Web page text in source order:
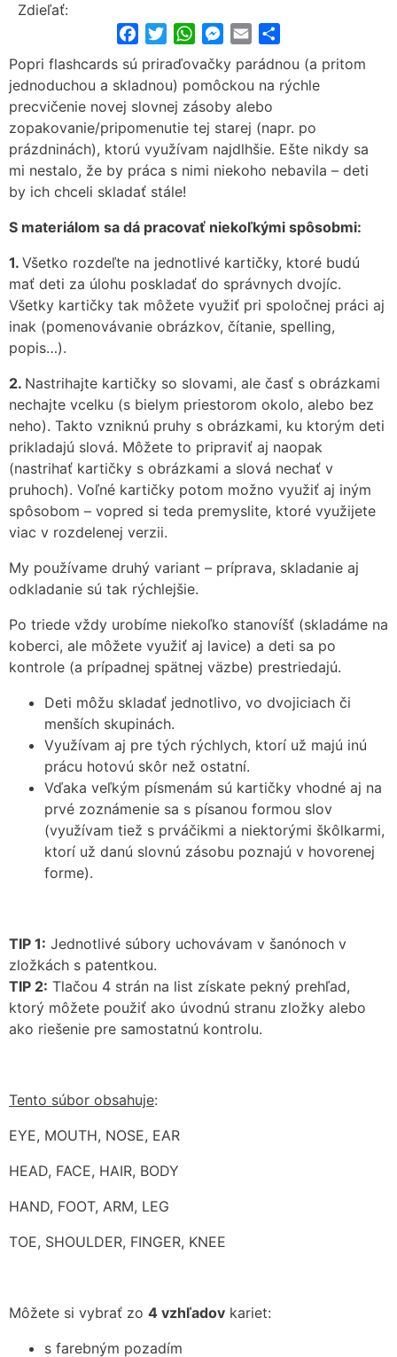
Zdieľať:
FacebookTwitterWhatsApp
Messenger
Email
Popri flashcards sú priraďovačky parádnou (a pritom
jednoduchou a skladnou) pomôckou na rýchle
precvičenie novej slovnej zásoby alebo
zopakovanie/pripomenutie tej starej (napr. po
prázdninách), ktorú využívam najdlhšie. Ešte nikdy sa
mi nestalo, že by práca s nimi niekoho nebavila – deti
by ich chceli skladať stále!
S materiálom sa dá pracovať niekoľkými spôsobmi:
1. Všetko rozdeľte na jednotlivé kartičky, ktoré budú
mať deti za úlohu poskladať do správnych dvojíc.
Všetky kartičky tak môžete využiť pri spoločnej práci aj
inak (pomenovávanie obrázkov, čítanie, spelling,
popis…).
2. Nastrihajte kartičky so slovami, ale časť s obrázkami
nechajte vcelku (s bielym priestorom okolo, alebo bez
neho). Takto vzniknú pruhy s obrázkami, ku ktorým deti
prikladajú slová. Môžete to pripraviť aj naopak
(nastrihať kartičky s obrázkami a slová nechať v
pruhoch). Voľné kartičky potom možno využiť aj iným
spôsobom – vopred si teda premyslite, ktoré využijete
viac v rozdelenej verzii.
My používame druhý variant – príprava, skladanie aj
odkladanie sú tak rýchlejšie.
Po triede vždy urobíme niekoľko stanovíšť (skladáme na
koberci, ale môžete využiť aj lavice) a deti sa po
kontrole (a prípadnej spätnej väzbe) prestriedajú.
Deti môžu skladať jednotlivo, vo dvojiciach či
menších skupinách.
Využívam aj pre tých rýchlych, ktorí už majú inú
prácu hotovú skôr než ostatní.
Vďaka veľkým písmenám sú kartičky vhodné aj na
prvé zoznámenie sa s písanou formou slov
(využívam tiež s prváčikmi a niektorými škôlkarmi,
ktorí už danú slovnú zásobu poznajú v hovorenej
forme).
TIP 1: Jednotlivé súbory uchovávam v šanónoch v
zložkách s patentkou.
TIP 2: Tlačou 4 strán na list získate pekný prehľad,
ktorý môžete použiť ako úvodnú stranu zložky alebo
ako riešenie pre samostatnú kontrolu.
Tento súbor obsahuje:
EYE, MOUTH, NOSE, EAR
HEAD, FACE, HAIR, BODY
HAND, FOOT, ARM, LEG
TOE, SHOULDER, FINGER, KNEE
Môžete si vybrať zo 4 vzhľadov kariet:
s farebným pozadím